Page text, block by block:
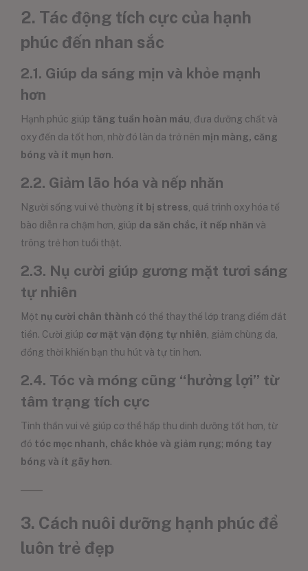
2. Tác động tích cực của hạnh
phúc đến nhan sắc
2.1. Giúp da sáng mịn và khỏe mạnh
hơn
Hạnh phúc giúp tăng tuần hoàn máu , đưa dưỡng chất và
oxy đến da tốt hơn, nhờ đó làn da trở nên mịn màng, căng
bóng và ít mụn hơn.
2.2. Giảm lão hóa và nếp nhăn
Người sống vui vẻ thường ít bị stress , quá trình oxy hóa tế
bào diễn ra chậm hơn, giúp da săn chắc, ít nếp nhăn và
trông trẻ hơn tuổi thật.
2.3. Nụ cười giúp gương mặt tươi sáng
tự nhiên
Một nụ cười chân thành có thể thay thế lớp trang điểm đắt
tiền. Cười giúp cơ mặt vận động tự nhiên , giảm chùng da,
đồng thời khiến bạn thu hút và tự tin hơn.
2.4. Tóc và móng cũng “hưởng lợi” từ
tâm trạng tích cực
Tinh thần vui vẻ giúp cơ thể hấp thu dinh dưỡng tốt hơn, từ
đó tóc mọc nhanh, chắc khỏe và giảm rụng; móng tay
bóng và ít gãy hơn.
3. Cách nuôi dưỡng hạnh phúc để
luôn trẻ đẹp